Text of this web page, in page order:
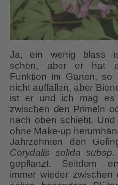
Ja, ein wenig blass
schon, aber er hat
Funktion im Garten, so
nicht auffallen, aber
ist er und ich mag es
zwischen den Primeln
nach oben schiebt.
ohne Make-up
Jahrzehnten den
Corydalis solida subsp.
gepflanzt. Seitdem
immer wieder zwischen